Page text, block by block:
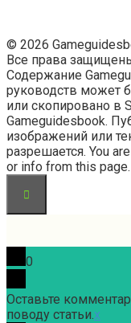
© 2026
Все права
Содержание
руководств может
или скопировано в
Gameguidesbook.
изображений или
разрешается. You
or info from this page.
0
Оставьте
поводу статьи.x